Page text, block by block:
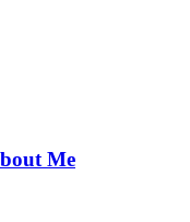
Me